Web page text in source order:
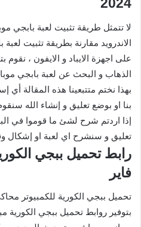
2024
لا تتمثل طريقة تثبيت لعبة بابجي
الاندرويد مقارنة بطريقة تثبيت
الذهاب و البحث عن لعبة بابجي
بهذا نختم متتبعينا هذه المقالة أي
بنا او بوضع تعليق و إنشاء الله
إذا اردتم شرح لشئ ما قوموا في
تعليق و سنشرح اي لعبة او إشكال
رابط تحميل ببجي
فاير
بتوفير روابط تحميل ببجي الكورية